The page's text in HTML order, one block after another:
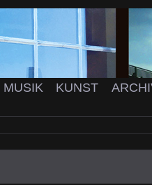
MUSIK KUNST